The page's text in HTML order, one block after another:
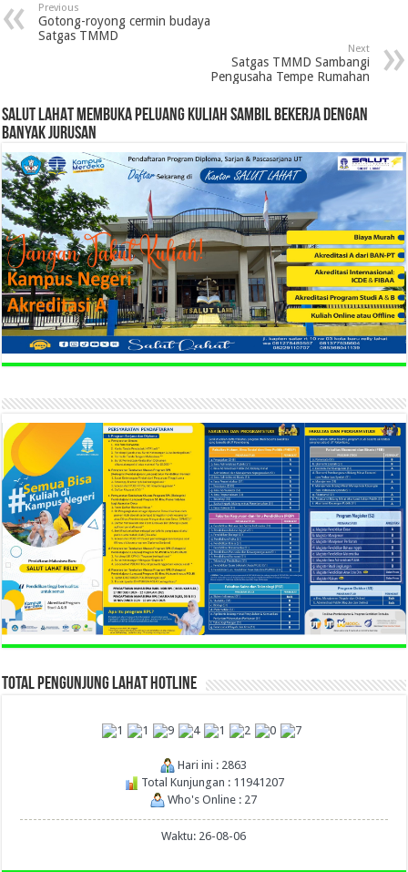
Previous
Gotong-royong cermin budaya
Satgas TMMD
Next
Satgas TMMD Sambangi
Pengusaha Tempe Rumahan
SALUT LAHAT MEMBUKA PELUANG KULIAH SAMBIL BEKERJA DENGAN
BANYAK JURUSAN
TOTAL PENGUNJUNG LAHAT HOTLINE
Hari ini : 2863
Total Kunjungan : 11941207
Who's Online : 27
Waktu: 26-08-06